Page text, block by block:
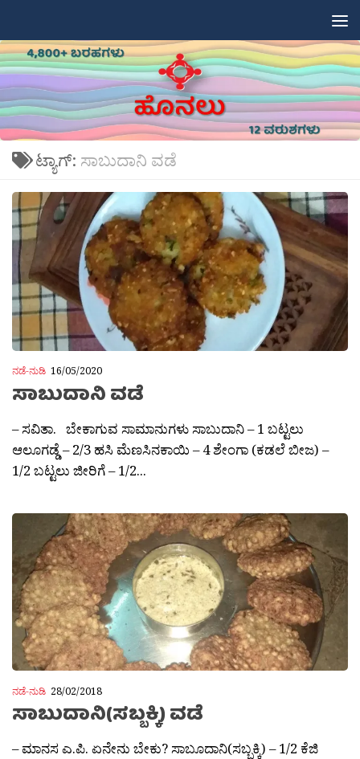
ಟ್ಯಾಗ್: ಸಾಬುದಾನಿ ವಡೆ
ನಡೆ-ನುಡಿ 16/05/2020
ಸಾಬುದಾನಿ ವಡೆ
– ಸವಿತಾ. ಬೇಕಾಗುವ ಸಾಮಾನುಗಳು ಸಾಬುದಾನಿ – 1 ಬಟ್ಟಲು
ಆಲೂಗಡ್ಡೆ – 2/3 ಹಸಿ ಮೆಣಸಿನಕಾಯಿ – 4 ಶೇಂಗಾ (ಕಡಲೆ ಬೀಜ) –
1/2 ಬಟ್ಟಲು ಜೀರಿಗೆ – 1/2...
ನಡೆ-ನುಡಿ 28/02/2018
ಸಾಬುದಾನಿ(ಸಬ್ಬಕ್ಕಿ) ವಡೆ
– ಮಾನಸ ಎ.ಪಿ. ಏನೇನು ಬೇಕು? ಸಾಬೂದಾನಿ(ಸಬ್ಬಕ್ಕಿ) – 1/2 ಕೆಜಿ